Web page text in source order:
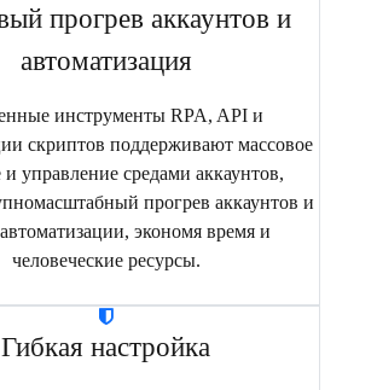
прогрев аккаунтов и
автоматизация
инструменты RPA, API и
скриптов поддерживают массовое
и управление средами аккаунтов,
прогрев аккаунтов и
экономя время и
человеческие ресурсы.
Гибкая настройка